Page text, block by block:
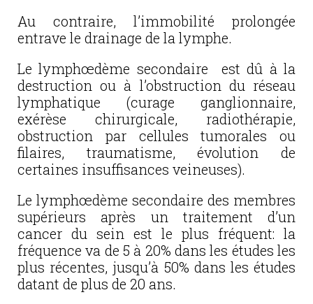
Au contraire, l’immobilité prolongée
entrave le drainage de la lymphe.
Le lymphœdème secondaire est dû à la
destruction ou à l’obstruction du réseau
lymphatique (curage ganglionnaire,
exérèse chirurgicale, radiothérapie,
obstruction par cellules tumorales ou
filaires, traumatisme, évolution de
certaines insuffisances veineuses).
Le lymphœdème secondaire des membres
supérieurs après un traitement d’un
cancer du sein est le plus fréquent: la
fréquence va de 5 à 20% dans les études les
plus récentes, jusqu’à 50% dans les études
datant de plus de 20 ans.